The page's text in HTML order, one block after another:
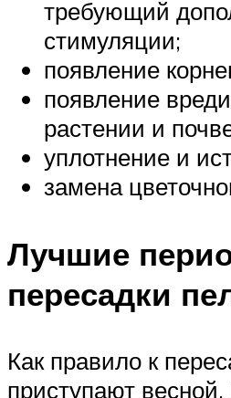
требующий
стимуляции;
появление
появление
растении и
уплотнение и
замена
Лучшие
пересадки
Как правило к
приступают